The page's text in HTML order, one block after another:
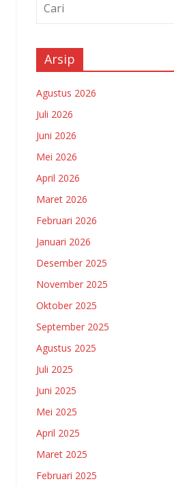
Arsip
Agustus 2026
Juli 2026
Juni 2026
Mei 2026
April 2026
Maret 2026
Februari 2026
Januari 2026
Desember 2025
November 2025
Oktober 2025
September 2025
Agustus 2025
Juli 2025
Juni 2025
Mei 2025
April 2025
Maret 2025
Februari 2025